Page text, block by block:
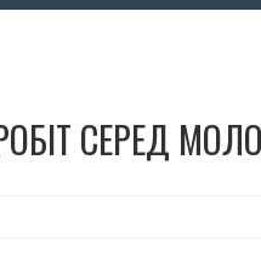
СЕРЕД